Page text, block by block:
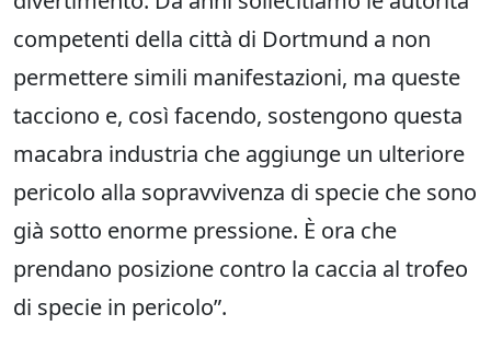
competenti della città di Dortmund a non
permettere simili manifestazioni, ma queste
tacciono e, così facendo, sostengono questa
macabra industria che aggiunge un ulteriore
pericolo alla sopravvivenza di specie che sono
già sotto enorme pressione. È ora che
prendano posizione contro la caccia al trofeo
di specie in pericolo”.